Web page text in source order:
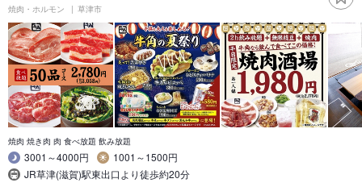
焼肉・ホルモン 草津市
焼肉 焼き肉 肉 食べ放題 飲み放題
3001～4000円
1001～1500円
JR草津(滋賀)駅東出口より徒歩約20分